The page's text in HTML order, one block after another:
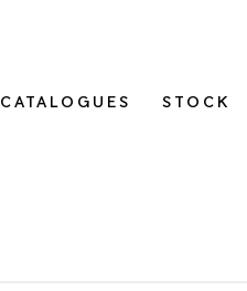
CATALOGUES STOCK